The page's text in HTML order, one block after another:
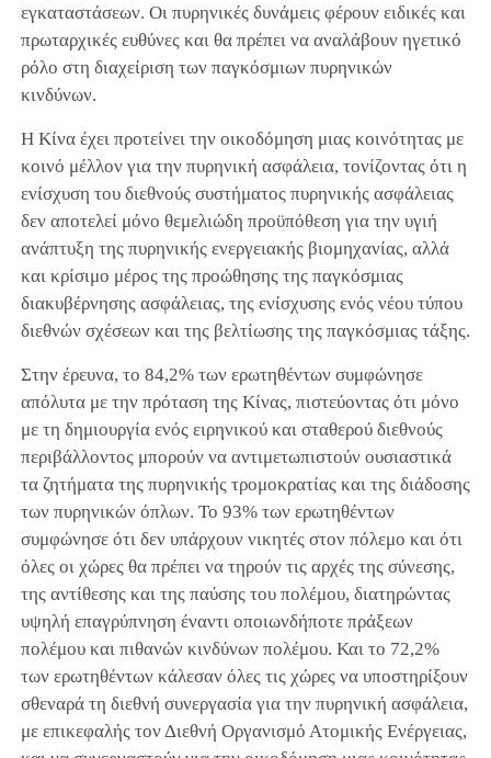
εγκαταστάσεων. Οι πυρηνικές δυνάμεις φέρουν ειδικές και
πρωταρχικές ευθύνες και θα πρέπει να αναλάβουν ηγετικό
ρόλο στη διαχείριση των παγκόσμιων πυρηνικών
κινδύνων.
Η Κίνα έχει προτείνει την οικοδόμηση μιας κοινότητας με
κοινό μέλλον για την πυρηνική ασφάλεια, τονίζοντας ότι η
ενίσχυση του διεθνούς συστήματος πυρηνικής ασφάλειας
δεν αποτελεί μόνο θεμελιώδη προϋπόθεση για την υγιή
ανάπτυξη της πυρηνικής ενεργειακής βιομηχανίας, αλλά
και κρίσιμο μέρος της προώθησης της παγκόσμιας
διακυβέρνησης ασφάλειας, της ενίσχυσης ενός νέου τύπου
διεθνών σχέσεων και της βελτίωσης της παγκόσμιας τάξης.
Στην έρευνα, το 84,2% των ερωτηθέντων συμφώνησε
απόλυτα με την πρόταση της Κίνας, πιστεύοντας ότι μόνο
με τη δημιουργία ενός ειρηνικού και σταθερού διεθνούς
περιβάλλοντος μπορούν να αντιμετωπιστούν ουσιαστικά
τα ζητήματα της πυρηνικής τρομοκρατίας και της διάδοσης
των πυρηνικών όπλων. Το 93% των ερωτηθέντων
συμφώνησε ότι δεν υπάρχουν νικητές στον πόλεμο και ότι
όλες οι χώρες θα πρέπει να τηρούν τις αρχές της σύνεσης,
της αντίθεσης και της παύσης του πολέμου, διατηρώντας
υψηλή επαγρύπνηση έναντι οποιωνδήποτε πράξεων
πολέμου και πιθανών κινδύνων πολέμου. Και το 72,2%
των ερωτηθέντων κάλεσαν όλες τις χώρες να υποστηρίξουν
σθεναρά τη διεθνή συνεργασία για την πυρηνική ασφάλεια,
με επικεφαλής τον Διεθνή Οργανισμό Ατομικής Ενέργειας,